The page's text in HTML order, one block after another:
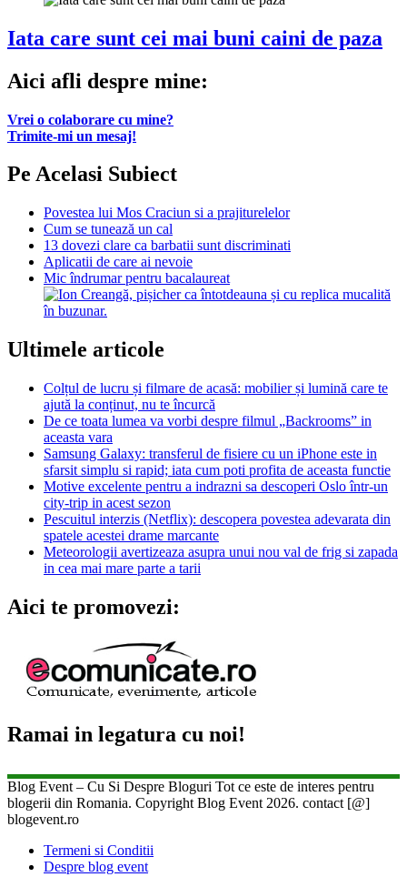
Iata care sunt cei mai buni caini de paza
Aici afli despre mine:
Vrei o colaborare cu mine?
Trimite-mi un mesaj!
Pe Acelasi Subiect
Povestea lui Mos Craciun si a prajiturelelor
Cum se tunează un cal
13 dovezi clare ca barbatii sunt discriminati
Aplicatii de care ai nevoie
Mic îndrumar pentru bacalaureat
Ultimele articole
Colțul de lucru și filmare de acasă: mobilier și lumină care te
ajută la conținut, nu te încurcă
De ce toata lumea va vorbi despre filmul „Backrooms” in
aceasta vara
Samsung Galaxy: transferul de fisiere cu un iPhone este in
sfarsit simplu si rapid; iata cum poti profita de aceasta functie
Motive excelente pentru a indrazni sa descoperi Oslo într-un
city-trip in acest sezon
Pescuitul interzis (Netflix): descopera povestea adevarata din
spatele acestei drame marcante
Meteorologii avertizeaza asupra unui nou val de frig si zapada
in cea mai mare parte a tarii
Aici te promovezi:
Ramai in legatura cu noi!
Blog Event – Cu Si Despre Bloguri Tot ce este de interes pentru
blogerii din Romania. Copyright Blog Event 2026. contact [@]
blogevent.ro
Termeni si Conditii
Despre blog event